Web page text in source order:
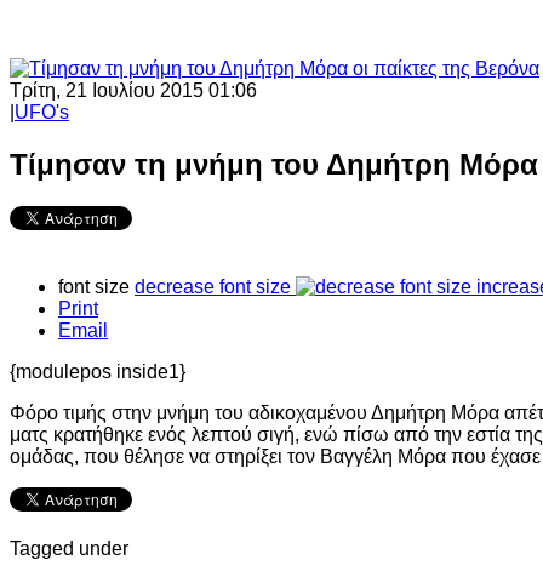
Τρίτη, 21 Ιουλίου 2015 01:06
UFO's
Τίμησαν τη μνήμη του Δημήτρη Μόρα
font size decrease font size
Print
Email
{modulepos inside1}
Φόρο τιμής στην μνήμη του αδικοχαμένου Δημήτρη Μόρα
ματς κρατήθηκε ενός λεπτού σιγή, ενώ πίσω από την εστία
ομάδας, που θέλησε να στηρίξει τον Βαγγέλη Μόρα που
Tagged under